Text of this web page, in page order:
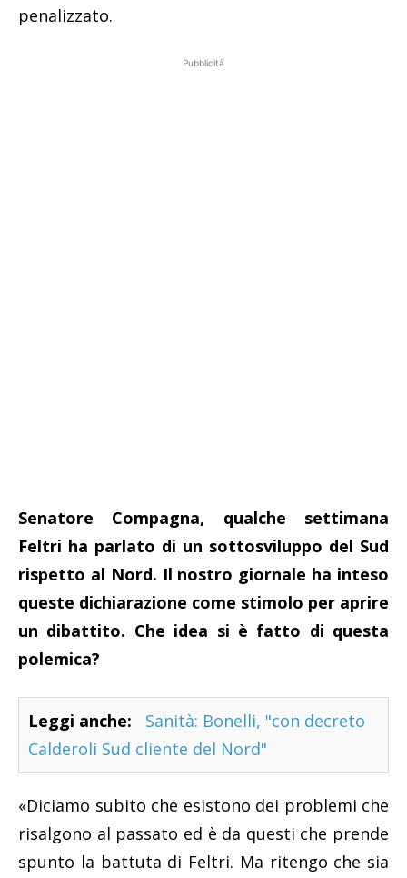
penalizzato.
Pubblicità
Senatore Compagna, qualche settimana
Feltri ha parlato di un sottosviluppo del Sud
rispetto al Nord. Il nostro giornale ha inteso
queste dichiarazione come stimolo per aprire
un dibattito. Che idea si è fatto di questa
polemica?
Leggi anche:
Sanità: Bonelli, "con decreto
Calderoli Sud cliente del Nord"
«Diciamo subito che esistono dei problemi che
risalgono al passato ed è da questi che prende
spunto la battuta di Feltri. Ma ritengo che sia